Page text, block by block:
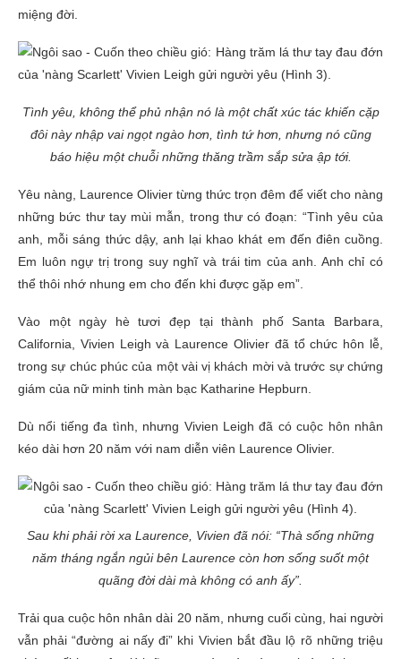
miệng đời.
Tình yêu, không thể phủ nhận nó là một chất xúc tác khiến cặp
đôi này nhập vai ngọt ngào hơn, tình tứ hơn, nhưng nó cũng
báo hiệu một chuỗi những thăng trầm sắp sửa ập tới.
Yêu nàng, Laurence Olivier từng thức trọn đêm để viết cho nàng
những bức thư tay mùi mẫn, trong thư có đoạn: “Tình yêu của
anh, mỗi sáng thức dậy, anh lại khao khát em đến điên cuồng.
Em luôn ngự trị trong suy nghĩ và trái tim của anh. Anh chỉ có
thể thôi nhớ nhung em cho đến khi được gặp em”.
Vào một ngày hè tươi đẹp tại thành phố Santa Barbara,
California, Vivien Leigh và Laurence Olivier đã tổ chức hôn lễ,
trong sự chúc phúc của một vài vị khách mời và trước sự chứng
giám của nữ minh tinh màn bạc Katharine Hepburn.
Dù nổi tiếng đa tình, nhưng Vivien Leigh đã có cuộc hôn nhân
kéo dài hơn 20 năm với nam diễn viên Laurence Olivier.
Sau khi phải rời xa Laurence, Vivien đã nói: “Thà sống những
năm tháng ngắn ngủi bên Laurence còn hơn sống suốt một
quãng đời dài mà không có anh ấy”.
Trải qua cuộc hôn nhân dài 20 năm, nhưng cuối cùng, hai người
vẫn phải “đường ai nấy đi” khi Vivien bắt đầu lộ rõ những triệu